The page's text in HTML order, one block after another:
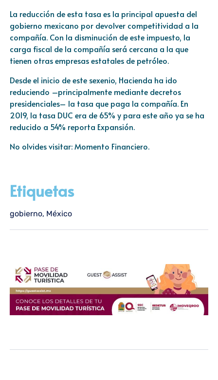
La reducción de esta tasa es la principal apuesta del
gobierno mexicano por devolver competitividad a la
compañía. Con la disminución de este impuesto, la
carga fiscal de la compañía será cercana a la que
tienen otras empresas estatales de petróleo.
Desde el inicio de este sexenio, Hacienda ha ido
reduciendo –principalmente mediante decretos
presidenciales– la tasa que paga la compañía. En
2019, la tasa DUC era de 65% y para este año ya se ha
reducido a 54% reporta Expansión.
No olvides visitar:Momento Financiero.
Etiquetas
gobierno, México